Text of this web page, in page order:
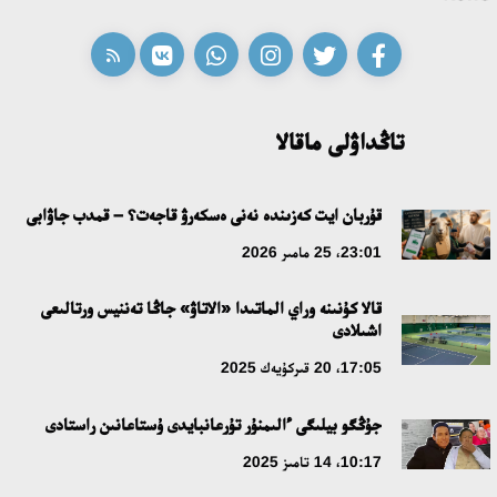
ابايدىڭ ادام تاربيەسى تۋرالى كوزقاراستارىنىڭ وزەكتىلىگى
مە؟
18:16، 20 شىلدە 2026
ۇلتتىق ءارحيۆتىڭ اشىلعانىنا 20 جىل: نەگىزگى جەتىستىكتەرى مەن
دامۋ باعىتى
مەملەكەت باسشىسى كوبەيتۇز كولىنىڭ جاي-كۇيىنە نازار اۋداردى
تاڭداۋلى ماقالا
قۇربان ايت كەزىندە نەنى ەسكەرۋ قاجەت؟ – قمدب جاۋابى
23:01، 25 مامىر 2026
قالا كۇنىنە وراي الماتىدا «الاتاۋ» جاڭا تەننيس ورتالىعى
اشىلادى
17:05، 20 قىركۇيەك 2025
جۇڭگو بيلىگى ءالىمنۇر تۇرعانبايدى ۇستاعانىن راستادى
10:17، 14 تامىز 2025